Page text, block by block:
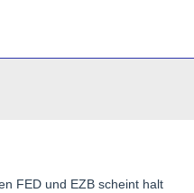
FED und EZB scheint halt